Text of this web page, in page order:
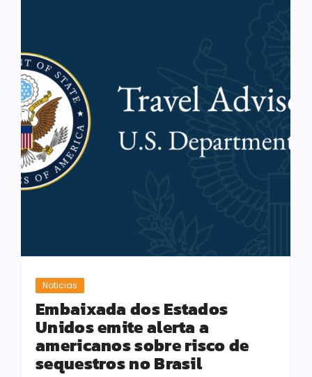
Noticias
Embaixada dos Estados
Unidos emite alerta a
americanos sobre risco de
sequestros no Brasil